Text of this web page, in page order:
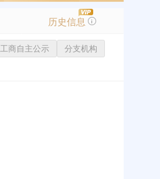
历史信息
工商自主公示
分支机构